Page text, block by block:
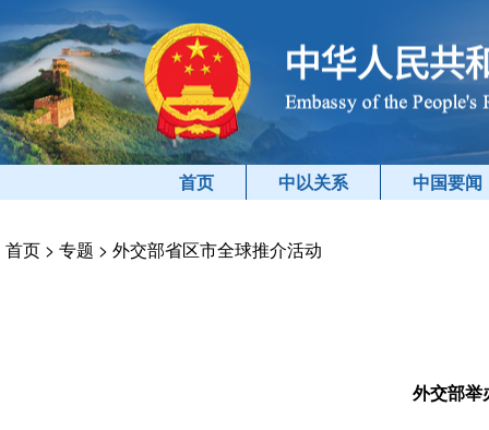
首页 中以关系 中国要闻
首页 > 专题 > 外交部省区市全球推介活动
外交部举